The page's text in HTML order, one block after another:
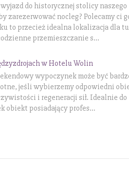
do historycznej stolicy
zarezerwować nocleg? Polecamy ci
to przecież idealna lokalizacja dla
przemieszczanie s...
w Hotelu Wolin
wypoczynek może być
jeśli wybierzemy odpowiedni
i regeneracji sił. Idealnie
obiekt posiadający profes...